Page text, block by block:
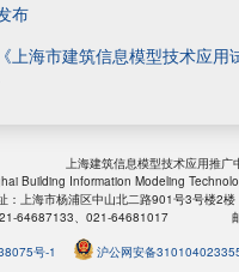
布
《上海市建筑信息模型技术应
上海建筑信息模型技术应用推广
Building Information Modeling
：上海市杨浦区中山北二路901号3号楼
64687133、021-64681017 邮
号-1 沪公网安备